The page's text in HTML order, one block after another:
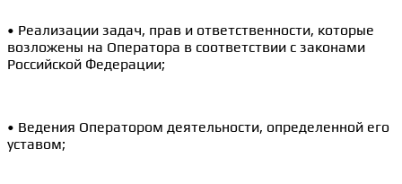
• Реализации задач, прав и ответственности, которые
возложены на Оператора в соответствии с законами
Российской Федерации;
• Ведения Оператором деятельности, определенной его
уставом;